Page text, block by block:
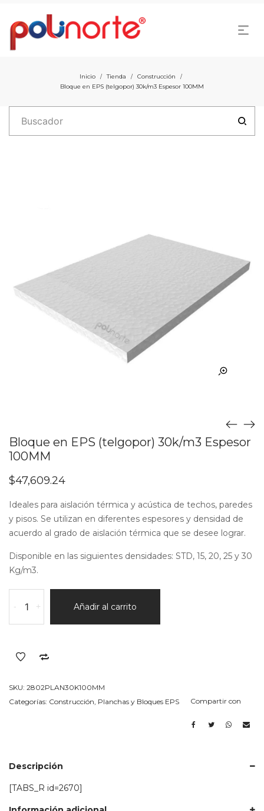
Inicio / Tienda / Construcción /
Bloque en EPS (telgopor) 30k/m3 Espesor 100MM
Bloque en EPS (telgopor) 30k/m3 Espesor
100MM
$47,609.24
Ideales para aislación térmica y acústica de techos, paredes
y pisos. Se utilizan en diferentes espesores y densidad de
acuerdo al grado de aislación térmica que se desee lograr.
Disponible en las siguientes densidades: STD, 15, 20, 25 y 30
Kg/m3.
-
en
EPS
30k/m3
+ Añadir al carrito
SKU: 2802PLAN30K100MM
Categorías: Construcción Planchas y Bloques EPS Compartir con
Descripción
[TABS_R id=2670]